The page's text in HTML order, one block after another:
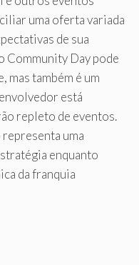
uma oferta variada
de sua
Community Day pode
mas também é um
está
repleto de eventos.
uma
enquanto
da franquia